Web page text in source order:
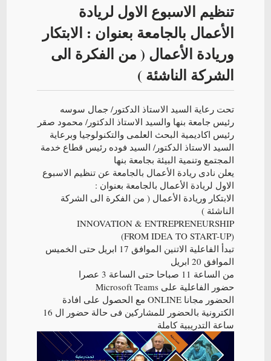
تنظيم الاسبوع الاول لريادة
الأعمال بالجامعة بعنوان : الابتكار
وريادة الأعمال ( من الفكرة الى
الشركة الناشئة )
تحت رعاية السيد الاستاذ الدكتور/ جمال سوسه
رئيس جامعة بنها والسيد الاستاذ الدكتور/ محمود صقر
رئيس اكاديمية البحث العلمى والتكنولوجيا وبرعاية
السيد الاستاذ الدكتور/ السيد فوده رئيس قطاع خدمة
المجتمع وتنمية البيئة بجامعة بنها
يعلن نادى ريادة الأعمال بالجامعة عن تنظيم الاسبوع
الاول لريادة الأعمال بالجامعة بعنوان :
الابتكار وريادة الأعمال ( من الفكرة الى الشركة
الناشئة )
INNOVATION & ENTREPRENEURSHIP
(FROM IDEA TO START-UP)
تبدأ الفاعلية الاتنين الموافق 17 ابريل حتى الخميس
الموافق 20 ابريل
من الساعة 11 صباحا حتى الساعة 3 عصرا
حضور الفاعلية على Microsoft Teams
الحضور مجانا ONLINE مع الحصول على افادة
الكترونية بالحضور للمشاركين فى حالة حضور ال 16
ساعة التدريبية كاملة